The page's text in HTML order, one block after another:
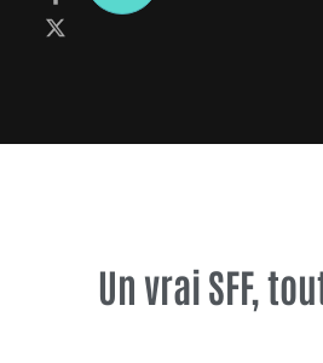
Un vrai SFF,